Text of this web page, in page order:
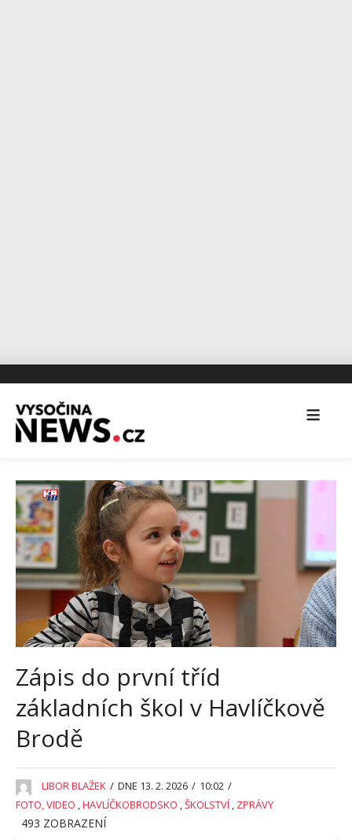
Zápis do první tříd
základních škol v Havlíčkově
Brodě
LIBOR BLAŽEK / DNE 13. 2. 2026 / 10:02 /
FOTO, VIDEO ,HAVLÍČKOBRODSKO ,ŠKOLSTVÍ, ZPRÁVY
493 ZOBRAZENÍ